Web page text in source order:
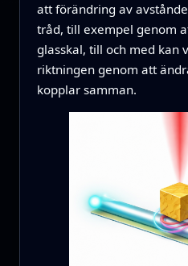
att förändring av
tråd, till exempel genom
glasskal, till och med kan
riktningen genom att
kopplar samman.